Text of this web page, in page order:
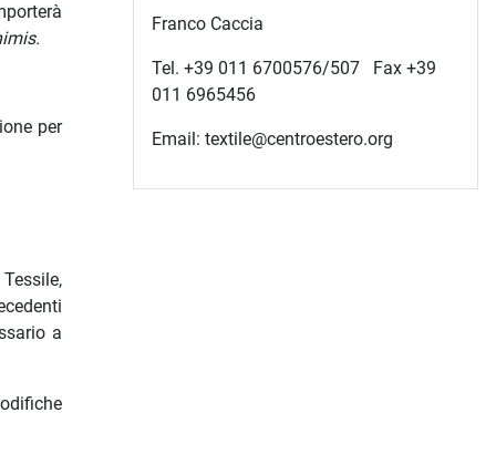
per
a
Franco Caccia
Tel. +39 011 6700576/507 Fax +39
011 6965456
Email: textile@centroestero.org